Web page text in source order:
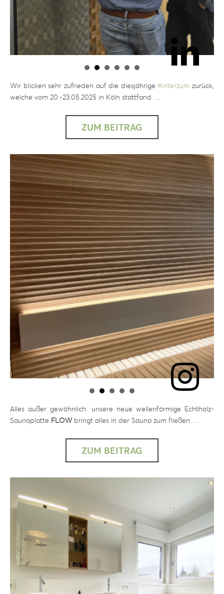
Wir blicken sehr zufrieden auf die diesjährige#interzum zurück,
welche vom 20.-23.05.2025 in Köln stattfand …
ZUM BEITRAG
Alles außer gewöhnlich: unsere neue wellenförmige Echtholz-
Saunaplatte FLOW bringt alles in der Sauna zum fließen …
ZUM BEITRAG